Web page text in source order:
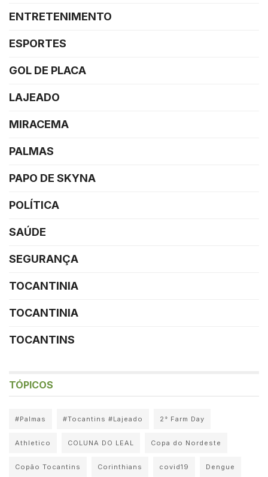
ENTRETENIMENTO
ESPORTES
GOL DE PLACA
LAJEADO
MIRACEMA
PALMAS
PAPO DE SKYNA
POLÍTICA
SAÚDE
SEGURANÇA
TOCANTINIA
TOCANTINIA
TOCANTINS
TÓPICOS
#Palmas #Tocantins #Lajeado 2° Farm Day
Athletico COLUNA DO LEAL Copa do Nordeste
Copão Tocantins Corinthians covid19 Dengue